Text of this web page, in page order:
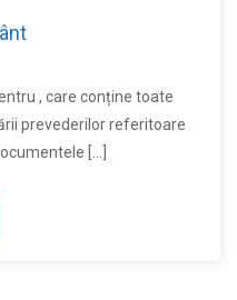
, care conține toate
prevederilor referitoare
[…]